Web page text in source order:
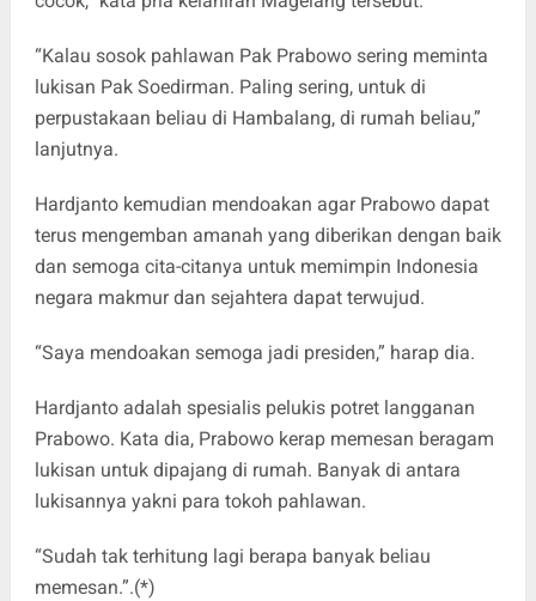
“Kalau sosok pahlawan Pak Prabowo sering meminta
lukisan Pak Soedirman. Paling sering, untuk di
perpustakaan beliau di Hambalang, di rumah beliau,”
lanjutnya.
Hardjanto kemudian mendoakan agar Prabowo dapat
terus mengemban amanah yang diberikan dengan baik
dan semoga cita-citanya untuk memimpin Indonesia
negara makmur dan sejahtera dapat terwujud.
“Saya mendoakan semoga jadi presiden,” harap dia.
Hardjanto adalah spesialis pelukis potret langganan
Prabowo. Kata dia, Prabowo kerap memesan beragam
lukisan untuk dipajang di rumah. Banyak di antara
lukisannya yakni para tokoh pahlawan.
“Sudah tak terhitung lagi berapa banyak beliau
memesan.”.(*)